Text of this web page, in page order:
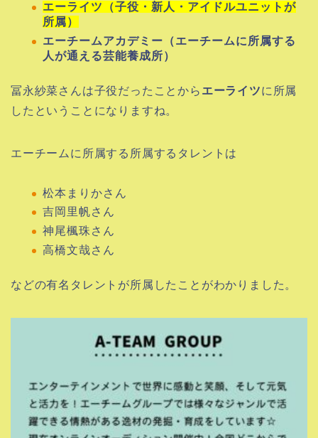
エーライツ（子役・新人・アイドルユニットが
所属）
エーチームアカデミー（エーチームに所属する
人が通える芸能養成所）
冨永紗菜さんは子役だったことから エーライツに所属
したということになりますね。
エーチームに所属する所属するタレントは
松本まりかさん
吉岡里帆さん
神尾楓珠さん
高橋文哉さん
などの有名タレントが所属したことがわかりました。